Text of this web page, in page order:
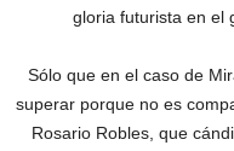
gloria futurista en el
Sólo que en el caso de
superar porque no es
Rosario Robles, que